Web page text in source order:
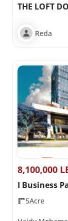
THE LOFT
Reda
8,100,000
I Business
5Acre